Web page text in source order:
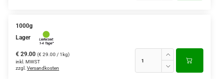
1000g
Lager
€ 29.00 (€ 29.00 / 1kg)
inkl. MWST
zzgl. Versandkosten